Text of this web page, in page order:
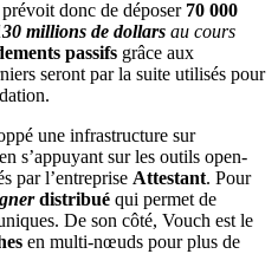
donc de déposer 70 000
millions de dollars au cours
passifs grâce aux
seront par la suite utilisés pour
une infrastructure sur
s’appuyant sur les outils open-
par l’entreprise Attestant. Pour
distribué qui permet de
De son côté, Vouch est le
en multi-nœuds pour plus de